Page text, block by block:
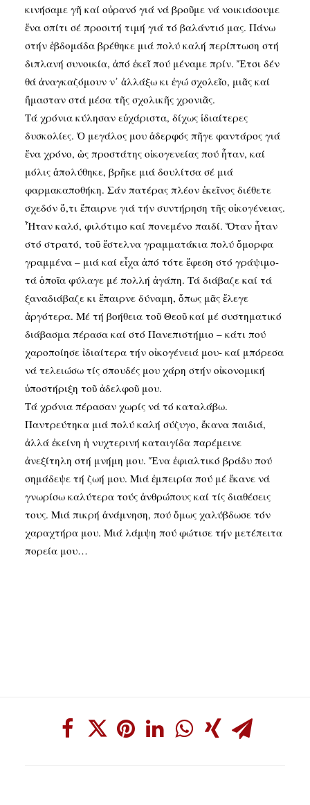
κινήσαμε γῆ καί οὐρανό γιά νά βροῦμε νά νοικιάσουμε
ἕνα σπίτι σέ προσιτή τιμή γιά τό βαλάντιό μας. Πάνω
στήν ἑβδομάδα βρέθηκε μιά πολύ καλή περίπτωση στή
διπλανή συνοικία, ἀπό ἐκεῖ πού μέναμε πρίν. Ἔτσι δέν
θά ἀναγκαζόμουν ν᾽ ἀλλάξω κι ἐγώ σχολεῖο, μιᾶς καί
ἤμασταν στά μέσα τῆς σχολικῆς χρονιᾶς.
Τά χρόνια κύλησαν εὐχάριστα, δίχως ἰδιαίτερες
δυσκολίες. Ὁ μεγάλος μου ἀδερφός πῆγε φαντάρος γιά
ἕνα χρόνο, ὡς προστάτης οἰκογενείας πού ἦταν, καί
μόλις ἀπολύθηκε, βρῆκε μιά δουλίτσα σέ μιά
φαρμακαποθήκη. Σάν πατέρας πλέον ἐκεῖνος διέθετε
σχεδόν ὅ,τι ἔπαιρνε γιά τήν συντήρηση τῆς οἰκογένειας.
Ἦταν καλό, φιλότιμο καί πονεμένο παιδί. Ὅταν ἦταν
στό στρατό, τοῦ ἔστελνα γραμματάκια πολύ ὄμορφα
γραμμένα – μιά καί εἶχα ἀπό τότε ἔφεση στό γράψιμο-
τά ὁποῖα φύλαγε μέ πολλή ἀγάπη. Τά διάβαζε καί τά
ξαναδιάβαζε κι ἔπαιρνε δύναμη, ὅπως μᾶς ἔλεγε
ἀργότερα. Μέ τή βοήθεια τοῦ Θεοῦ καί μέ συστηματικό
διάβασμα πέρασα καί στό Πανεπιστήμιο – κάτι πού
χαροποίησε ἰδιαίτερα τήν οἰκογένειά μου- καί μπόρεσα
νά τελειώσω τίς σπουδές μου χάρη στήν οἰκονομική
ὑποστήριξη τοῦ ἀδελφοῦ μου.
Τά χρόνια πέρασαν χωρίς νά τό καταλάβω.
Παντρεύτηκα μιά πολύ καλή σύζυγο, ἔκανα παιδιά,
ἀλλά ἐκείνη ἡ νυχτερινή καταιγίδα παρέμεινε
ἀνεξίτηλη στή μνήμη μου. Ἕνα ἐφιαλτικό βράδυ πού
σημάδεψε τή ζωή μου. Μιά ἐμπειρία πού μέ ἔκανε νά
γνωρίσω καλύτερα τούς ἀνθρώπους καί τίς διαθέσεις
τους. Μιά πικρή ἀνάμνηση, πού ὅμως χαλύβδωσε τόν
χαραχτήρα μου. Μιά λάμψη πού φώτισε τήν μετέπειτα
πορεία μου…